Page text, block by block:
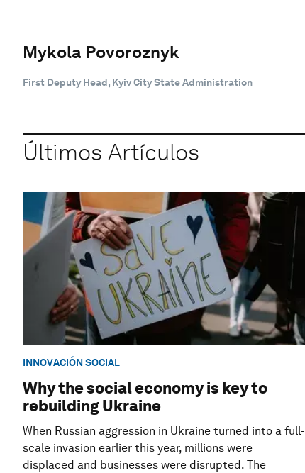
Mykola Povoroznyk
First Deputy Head, Kyiv City State Administration
Últimos Artículos
INNOVACIÓN SOCIAL
Why the social economy is key to
rebuilding Ukraine
When Russian aggression in Ukraine turned into a full-
scale invasion earlier this year, millions were
displaced and businesses were disrupted. The